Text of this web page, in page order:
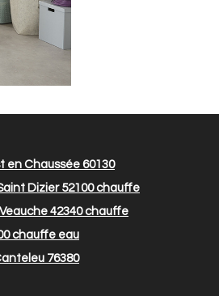
Chaussée 60130
Dizier 52100chauffe
42340chauffe
chauffe eau
76380